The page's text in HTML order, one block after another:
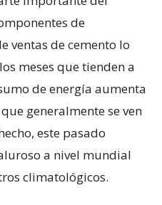
de
ventas de cemento lo
meses que tienden a
de energía aumenta
generalmente se ven
este pasado
a nivel mundial
climatológicos.